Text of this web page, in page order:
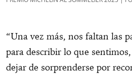
“Una vez más, nos faltan las
para describir lo que
dejar de sorprenderse por